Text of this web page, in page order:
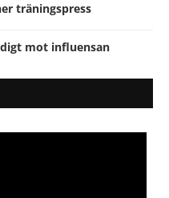
träningspress
mot influensan